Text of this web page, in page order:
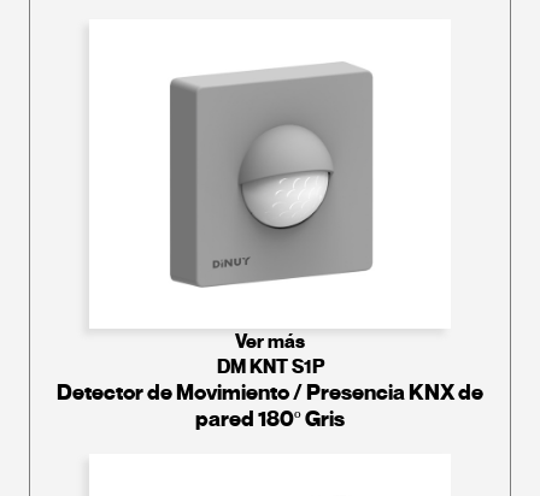
Ver más
DM KNT S1P
Detector de Movimiento / Presencia KNX de
pared 180º Gris